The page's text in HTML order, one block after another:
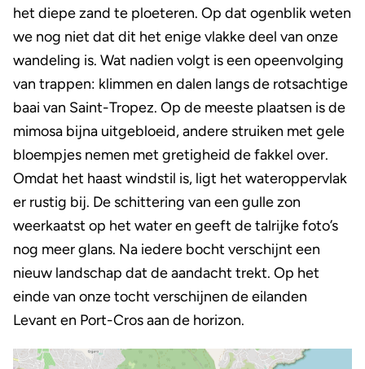
het diepe zand te ploeteren. Op dat ogenblik weten
we nog niet dat dit het enige vlakke deel van onze
wandeling is. Wat nadien volgt is een opeenvolging
van trappen: klimmen en dalen langs de rotsachtige
baai van Saint-Tropez. Op de meeste plaatsen is de
mimosa bijna uitgebloeid, andere struiken met gele
bloempjes nemen met gretigheid de fakkel over.
Omdat het haast windstil is, ligt het wateroppervlak
er rustig bij. De schittering van een gulle zon
weerkaatst op het water en geeft de talrijke foto’s
nog meer glans. Na iedere bocht verschijnt een
nieuw landschap dat de aandacht trekt. Op het
einde van onze tocht verschijnen de eilanden
Levant en Port-Cros aan de horizon.